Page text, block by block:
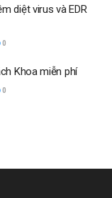
diệt virus và EDR
0
Khoa miễn phí
0